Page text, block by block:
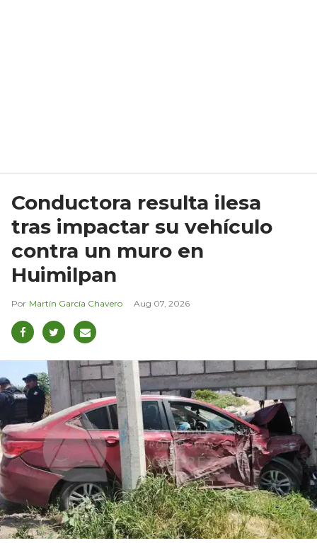
Conductora resulta ilesa
tras impactar su vehículo
contra un muro en
Huimilpan
Martín García Chavero Aug 07, 2026